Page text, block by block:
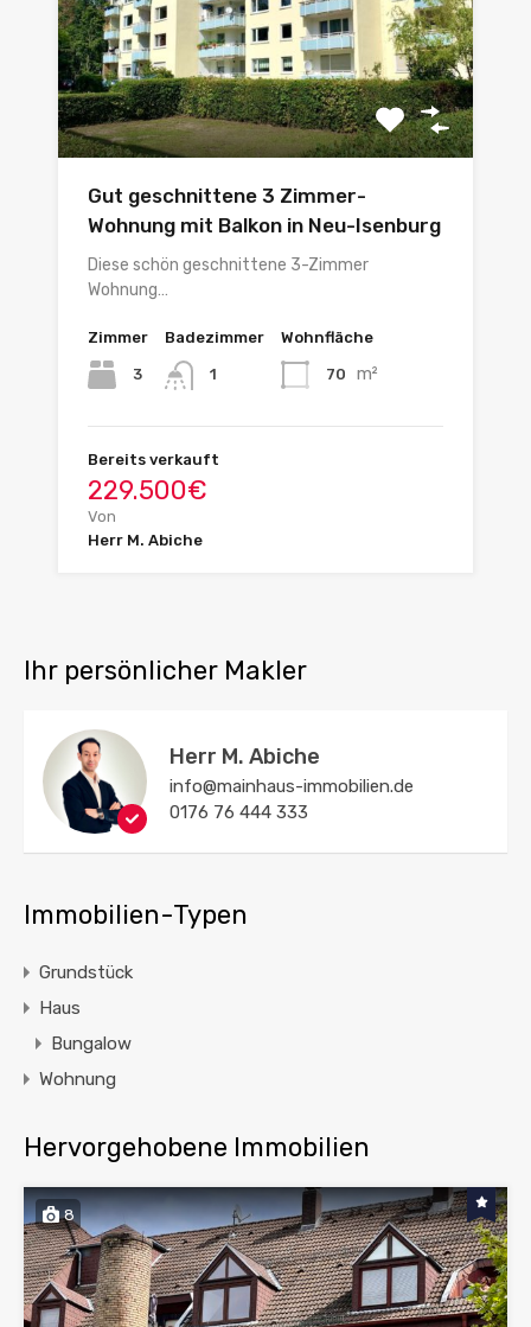
Gut geschnittene 3 Zimmer-
Wohnung mit Balkon in Neu-Isenburg
Diese schön geschnittene 3-Zimmer
Wohnung…
Zimmer
3
Badezimmer
1
Wohnfläche
70 m²
Bereits verkauft
229.500€
Von
Herr M. Abiche
Ihr persönlicher Makler
Herr M. Abiche
info@mainhaus-immobilien.de
0176 76 444 333
Immobilien-Typen
Grundstück
Haus
Bungalow
Wohnung
Hervorgehobene Immobilien
8